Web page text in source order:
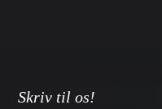
Skriv til os!